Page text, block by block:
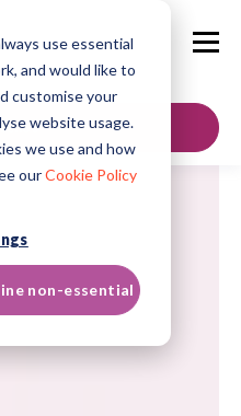
use essential
and would like to
customise your
website usage.
we use and how
ourCookie Policy
non-essential